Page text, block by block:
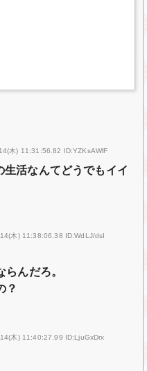
木) 11:31:56.82 ID:YZKsAWlF
活なんてどうでもイイ
木) 11:38:06.38 ID:WdLJ/dsI
んだろ。
？
木) 11:40:27.99 ID:LjuGxDrx